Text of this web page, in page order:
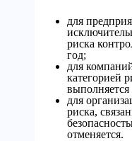
для
риска
год;
для
категорией
выполняется
для
риска,
отменяется.